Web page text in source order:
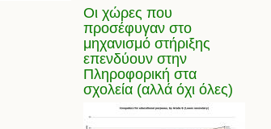
Οι χώρες που
προσέφυγαν στο
μηχανισμό στήριξης
επενδύουν στην
Πληροφορική στα
σχολεία (αλλά όχι όλες)